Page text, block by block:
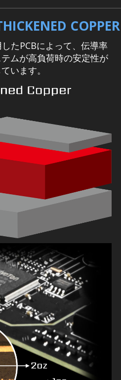
COPPER
たPCBによって、伝導率
ムが高負荷時の安定性が
います。